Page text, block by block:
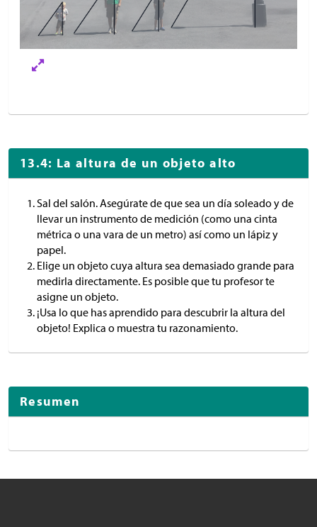
13.4: La altura de un objeto alto
Sal del salón. Asegúrate de que sea un día soleado y de
llevar un instrumento de medición (como una cinta
métrica o una vara de un metro) así como un lápiz y
papel.
Elige un objeto cuya altura sea demasiado grande para
medirla directamente. Es posible que tu profesor te
asigne un objeto.
¡Usa lo que has aprendido para descubrir la altura del
objeto! Explica o muestra tu razonamiento.
Resumen